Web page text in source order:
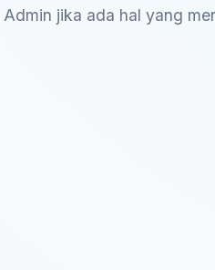
jika ada hal yang